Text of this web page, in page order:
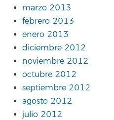
marzo 2013
febrero 2013
enero 2013
diciembre 2012
noviembre 2012
octubre 2012
septiembre 2012
agosto 2012
julio 2012